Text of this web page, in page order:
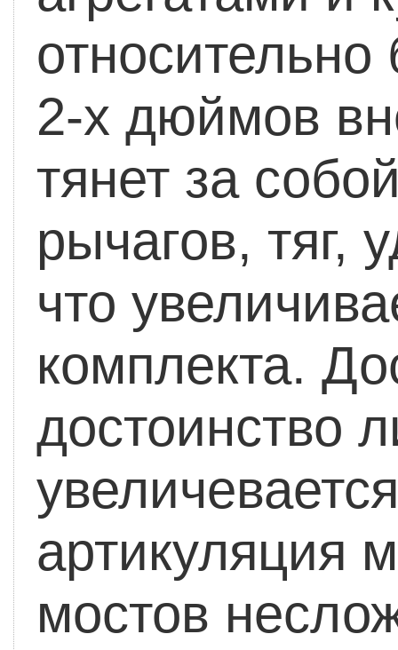
2-х дюймов
тянет за
рычагов, тяг,
что
комплекта.
достоинство
артикуляция
мостов